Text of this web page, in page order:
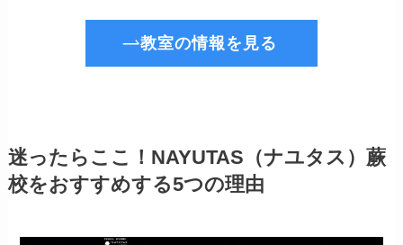
教室の情報を見る
迷ったらここ！NAYUTAS（ナユタス）蕨
校をおすすめする5つの理由